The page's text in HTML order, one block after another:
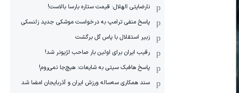
نارضایتی الهلال: قیمت ستاره بارسا بالاست!
پاسخ منفی ترامپ به درخواست موشکی جدید زلنسکی
زبیر استقلال با پاس گل برگشت
رقیب ایران برای اولین بار صاحب لژیونر شد!
پاسخ هافبک سیتی به شایعات: هیچ‌جا نمی‌روم!
سند همکاری سه‌ساله‌ ‌ورزش ایران و آذربایجان امضا شد